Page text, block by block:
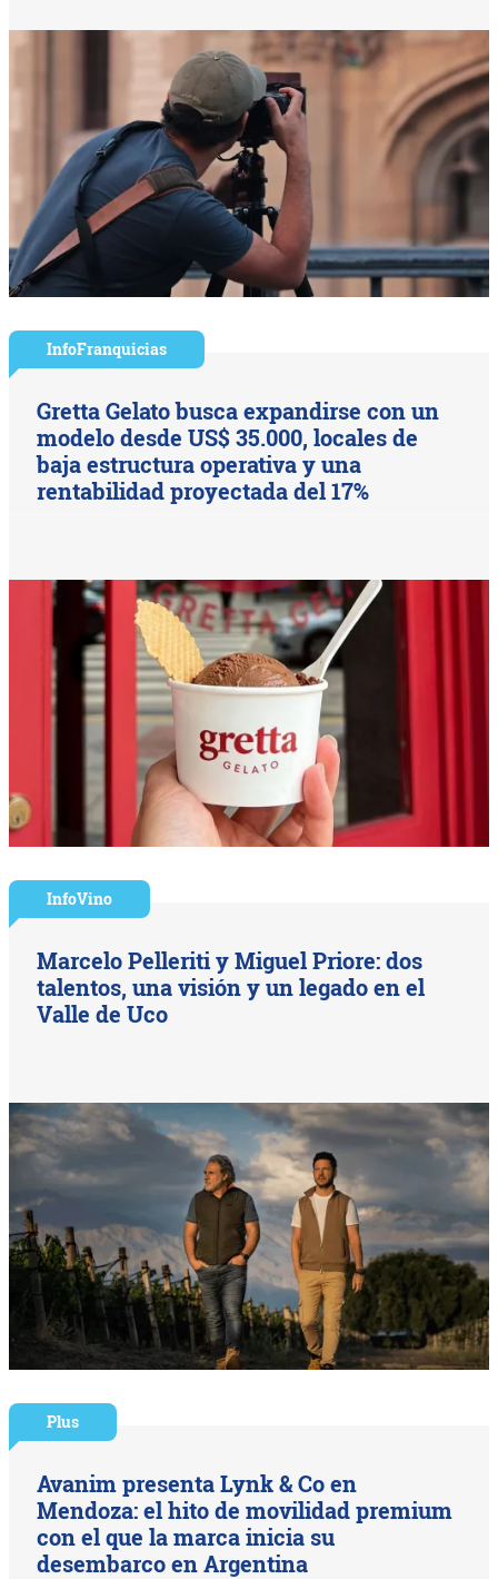
InfoFranquicias
Gretta Gelato busca expandirse con un
modelo desde US$ 35.000, locales de
baja estructura operativa y una
rentabilidad proyectada del 17%
InfoVino
Marcelo Pelleriti y Miguel Priore: dos
talentos, una visión y un legado en el
Valle de Uco
Plus
Avanim presenta Lynk & Co en
Mendoza: el hito de movilidad premium
con el que la marca inicia su
desembarco en Argentina